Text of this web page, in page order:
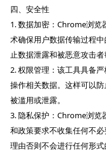
四、安全性
1. 数据加密：Chrome浏览
术确保用户数据传输过程
止数据泄露和被恶意攻击者
2. 权限管理：该工具具备
操作相关数据。这样可以
被滥用或泄露。
3. 隐私保护：Chrome浏览
和政策要求不收集任何不
理由否则不会进行任何形式